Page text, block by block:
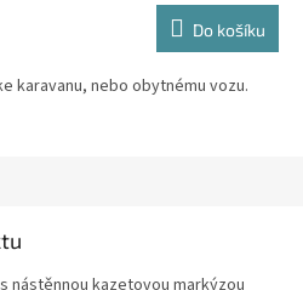
Do košíku
karavanu, nebo obytnému vozu.